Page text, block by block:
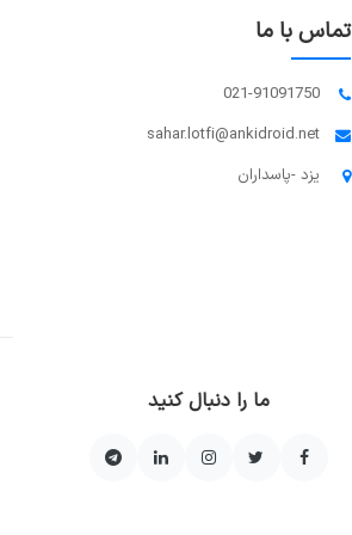
تماس با ما
021-91091750
sahar.lotfi@ankidroid.net
یزد -پاسداران
ما را دنبال کنید